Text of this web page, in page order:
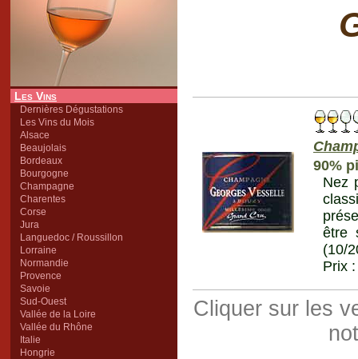
Les Vins
Dernières Dégustations
Les Vins du Mois
Alsace
Beaujolais
Bordeaux
Bourgogne
Champagne
Charentes
Corse
Jura
Languedoc / Roussillon
Lorraine
Normandie
Provence
Savoie
Sud-Ouest
Vallée de la Loire
Vallée du Rhône
Italie
Hongrie
90%
Nez
être
(10/
Prix
Cliquer sur les